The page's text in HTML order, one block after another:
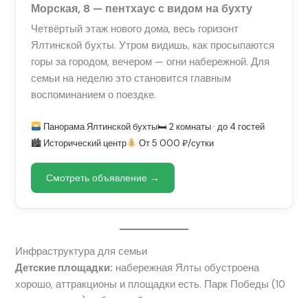
Морская, 8 — пентхаус с видом на бухту
Четвёртый этаж нового дома, весь горизонт
Ялтинской бухты. Утром видишь, как просыпаются
горы за городом, вечером — огни набережной. Для
семьи на неделю это становится главным
воспоминанием о поездке.
Панорама Ялтинской бухты🛏 2 комнаты · до 4 гостей
🏙 Исторический центр
От 5 000 ₽/сутки
Смотреть объявление →
Инфраструктура для семьи
Детские площадки: набережная Ялты обустроена
хорошо, аттракционы и площадки есть. Парк Победы (10